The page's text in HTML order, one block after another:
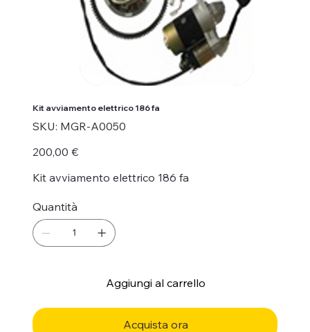
Kit avviamento elettrico 186 fa
SKU: SKU
MGR-
MGR-A0050
Prezzo
200,00 €
Kit avviamento elettrico 186 fa
Quantità
Aggiungi al carrello
Acquista ora